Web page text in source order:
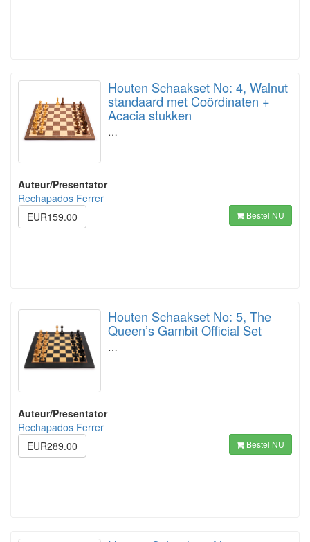
Houten Schaakset No: 4, Walnut
standaard met Coördinaten +
Acacia stukken
…
Auteur/Presentator
Rechapados Ferrer
EUR159.00
Bestel NU
Houten Schaakset No: 5, The
Queen’s Gambit Official Set
…
Auteur/Presentator
Rechapados Ferrer
EUR289.00
Bestel NU